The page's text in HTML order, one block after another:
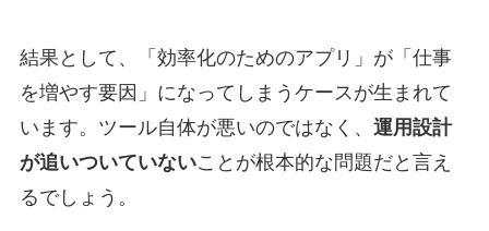
結果として、「効率化のためのアプリ」が「仕事
を増やす要因」になってしまうケースが生まれて
います。ツール自体が悪いのではなく、 運用設計
が追いついていないことが根本的な問題だと言え
るでしょう。